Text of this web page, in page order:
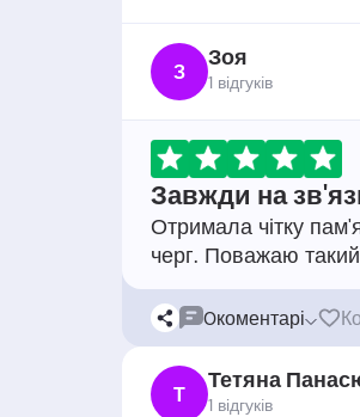
З Зоя
1 відгукiв
Завжди на
Отримала чітку
0коментарі
Т Тетяна
1 відгукiв